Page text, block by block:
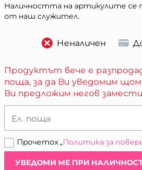
Наличността на артикулите се
от наш служител.
Неналичен
Продуктът вече е
поща, за да Ви уведомим
Ви предложим негов
Ел. поща
Прочетох „Политика за
УВЕДОМИ МЕ ПРИ